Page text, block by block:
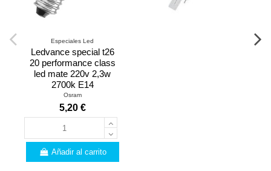
Especiales Led
Ledvance special t26
20 performance class
led mate 220v 2,3w
2700k E14
Osram
5,20 €
Añadir al carrito